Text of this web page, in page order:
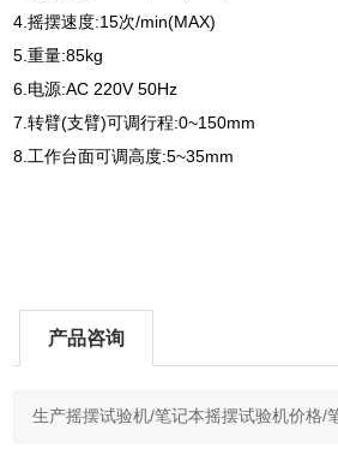
4.摇摆速度:15次/min(MAX)
5.重量:85kg
6.电源:AC 220V 50Hz
7.转臂(支臂)可调行程:0~150mm
8.工作台面可调高度:5~35mm
产品咨询